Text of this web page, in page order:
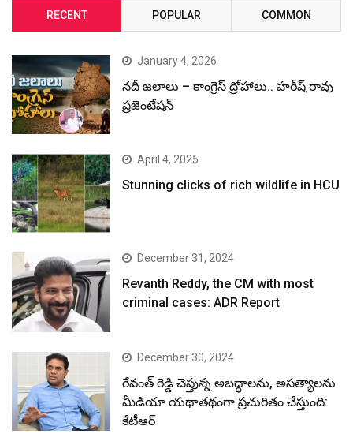
RECENT POPULAR COMMON
January 4, 2026
నదీ జలాలు – కాంగ్రెస్ ద్రోహాలు.. హరీష్ రావు
ప్రజెంటేషన్
April 4, 2025
Stunning clicks of rich wildlife in HCU
December 31, 2024
Revanth Reddy, the CM with most
criminal cases: ADR Report
December 30, 2024
రేవంత్ రెడ్డి చెప్తున్న అబద్ధాలను, అసత్యాలను
మీడియా యథాతథంగా ప్రచురితం చేస్తుంది:
కేటీఆర్